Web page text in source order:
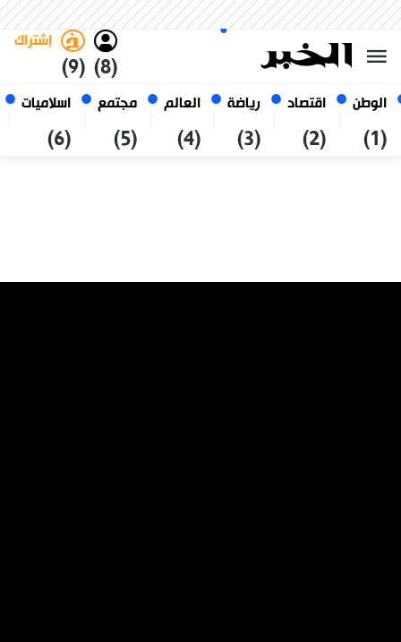
الوطن
(1)
اقتصاد
(2)
رياضة
(3)
العالم
(4)
مجتمع
(5)
اسلاميات
(6)
(8)
إشتراك
(9)
أغسطس 2026
الجزائر